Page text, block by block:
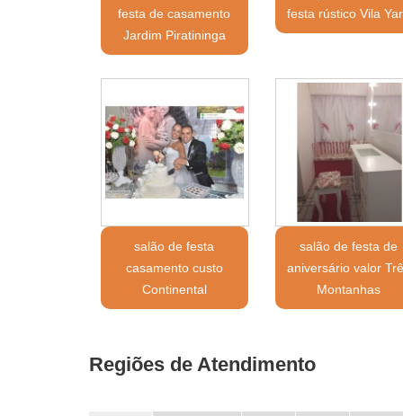
festa de casamento
Jardim Piratininga
festa rústico Vila
salão de festa
casamento custo
Continental
salão de festa de
aniversário valor
Montanhas
Regiões de Atendimento